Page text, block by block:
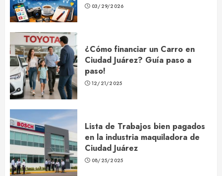
03/29/2026
¿Cómo financiar un Carro en
Ciudad Juárez? Guía paso a
paso!
12/21/2025
Lista de Trabajos bien pagados
en la industria maquiladora de
Ciudad Juárez
08/25/2025